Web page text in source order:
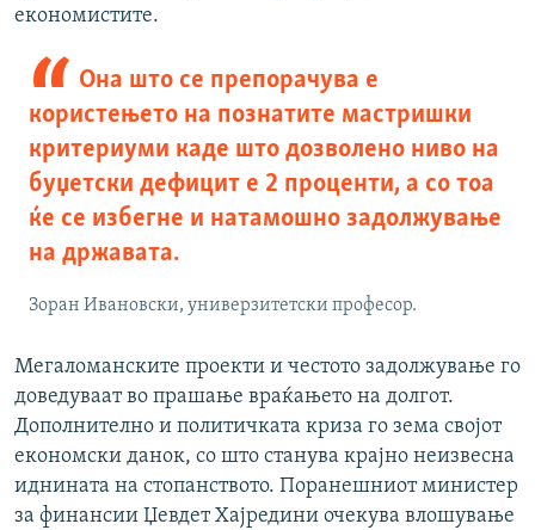
економистите.
Она што се препорачува е
користењето на познатите мастришки
критериуми каде што дозволено ниво на
буџетски дефицит е 2 проценти, а со тоа
ќе се избегне и натамошно задолжување
на државата.
Зоран Ивановски, универзитетски професор.
Мегаломанските проекти и честото задолжување го
доведуваат во прашање враќањето на долгот.
Дополнително и политичката криза го зема својот
економски данок, со што станува крајно неизвесна
иднината на стопанството. Поранешниот министер
за финансии Џевдет Хајредини очекува влошување